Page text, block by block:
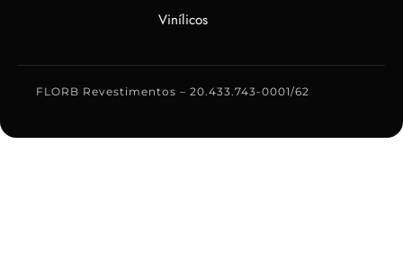
Vinílicos
FLORB Revestimentos – 20.433.743-0001/62